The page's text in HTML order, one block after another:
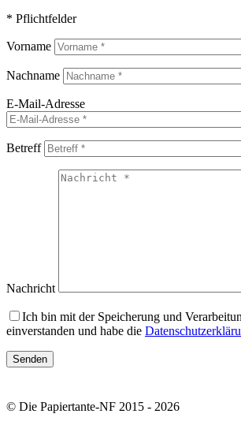
* Pflichtfelder
Vorname
Nachname
E-Mail-Adresse
Betreff
Nachricht
Ich bin mit der Speicherung und
einverstanden und habe die
© Die Papiertante-NF 2015 - 2026